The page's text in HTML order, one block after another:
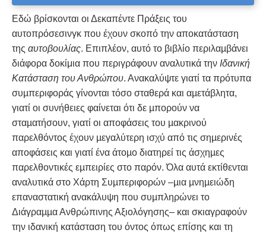
Εδώ βρίσκονται οι Δεκαπέντε Πράξεις του
αυτοπρόσεσινγκ που έχουν σκοπό την αποκατάσταση
της αυτοβουλίας. Επιπλέον, αυτό το βιβλίο περιλαµβάνει
διάφορα δοκίμια που περιγράφουν αναλυτικά την Ιδανική
Κατάσταση του Ανθρώπου. Ανακαλύψτε γιατί τα πρότυπα
συµπεριφοράς γίνονται τόσο σταθερά και αµετάβλητα,
γιατί οι συνήθειες φαίνεται ότι δε µπορούν να
σταµατήσουν, γιατί οι αποφάσεις του µακρινού
παρελθόντος έχουν µεγαλύτερη ισχύ από τις σηµερινές
αποφάσεις και γιατί ένα άτοµο διατηρεί τις άσχηµες
παρελθοντικές εµπειρίες στο παρόν. Όλα αυτά εκτίθενται
αναλυτικά στο Χάρτη Συµπεριφορών –µια µνηµειώδη
επαναστατική ανακάλυψη που συµπληρώνει το
Διάγραµµα Ανθρώπινης Αξιολόγησης– και σκιαγραφούν
την ιδανική κατάσταση του όντος όπως επίσης και τη